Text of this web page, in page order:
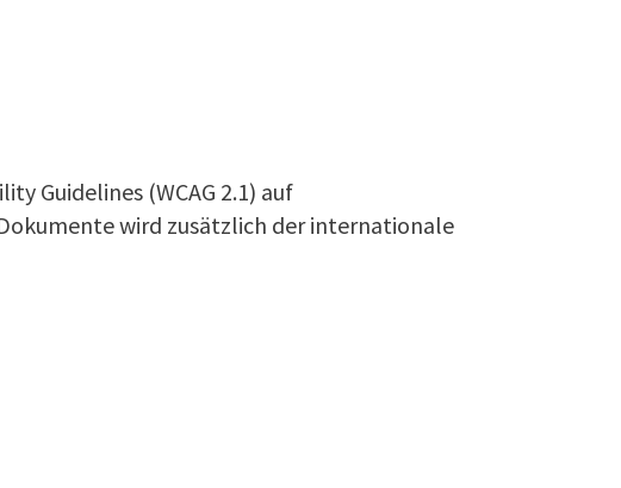
Guidelines (WCAG 2.1) auf
wird zusätzlich der internationale